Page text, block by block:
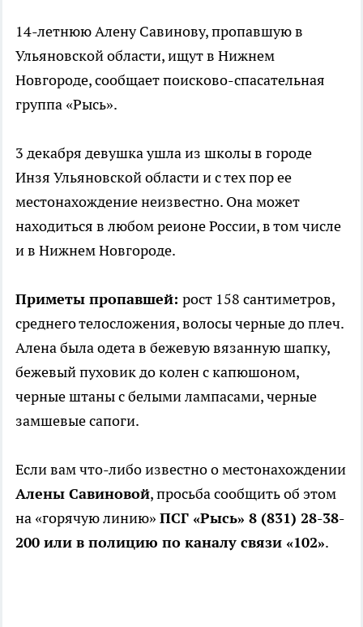
14-летнюю Алену Савинову, пропавшую в
Ульяновской области, ищут в Нижнем
Новгороде, сообщает поисково-спасательная
группа «Рысь».
3 декабря девушка ушла из школы в городе
Инзя Ульяновской области и с тех пор ее
местонахождение неизвестно. Она может
находиться в любом реионе России, в том числе
и в Нижнем Новгороде.
Приметы пропавшей: рост 158 сантиметров,
среднего телосложения, волосы черные до плеч.
Алена была одета в бежевую вязанную шапку,
бежевый пуховик до колен с капюшоном,
черные штаны с белыми лампасами, черные
замшевые сапоги.
Если вам что-либо известно о местонахождении
Алены Савиновой, просьба сообщить об этом
на «горячую линию» ПСГ «Рысь» 8 (831) 28-38-
200 или в полицию по каналу связи «102».